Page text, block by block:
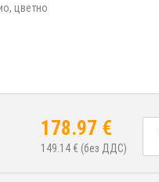
цветно
178.97 €
149.14€ (без ДДС)